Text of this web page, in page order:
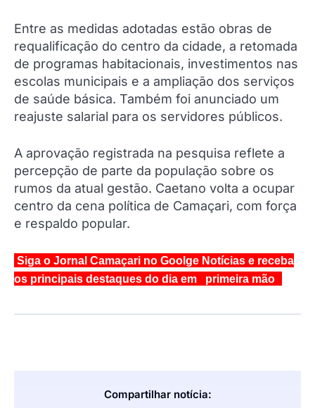
Entre as medidas adotadas estão obras de
requalificação do centro da cidade, a retomada
de programas habitacionais, investimentos nas
escolas municipais e a ampliação dos serviços
de saúde básica. Também foi anunciado um
reajuste salarial para os servidores públicos.
A aprovação registrada na pesquisa reflete a
percepção de parte da população sobre os
rumos da atual gestão. Caetano volta a ocupar
centro da cena política de Camaçari, com força
e respaldo popular.
Siga o Jornal Camaçari no Goolge Notícias e receba
os principais destaques do dia em primeira mão
Compartilhar notícia: